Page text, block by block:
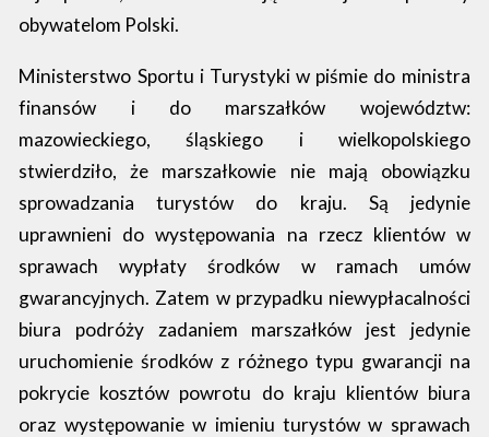
obywatelom Polski.
Ministerstwo Sportu i Turystyki w piśmie do ministra
finansów i do marszałków województw:
mazowieckiego, śląskiego i wielkopolskiego
stwierdziło, że marszałkowie nie mają obowiązku
sprowadzania turystów do kraju. Są jedynie
uprawnieni do występowania na rzecz klientów w
sprawach wypłaty środków w ramach umów
gwarancyjnych. Zatem w przypadku niewypłacalności
biura podróży zadaniem marszałków jest jedynie
uruchomienie środków z różnego typu gwarancji na
pokrycie kosztów powrotu do kraju klientów biura
oraz występowanie w imieniu turystów w sprawach